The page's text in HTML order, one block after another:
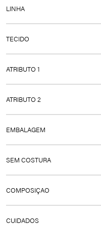
DIA A DIA
LINHA
RENDA
TECIDO
RENDA
ATRIBUTO 1
SEM ARO
ATRIBUTO 2
LATERAIS MÉDIAS
EMBALAGEM
UNITÁRIO
SEM COSTURA
Não
COMPOSIÇAO
RENDA: 87%POLIAMIDA
CUIDADOS